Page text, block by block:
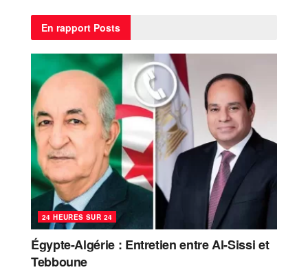
En rapport Posts
24 HEURES SUR 24
Égypte-Algérie : Entretien entre Al-Sissi et
Tebboune